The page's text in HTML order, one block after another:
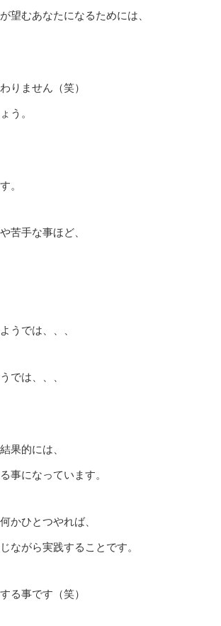
望むあなたになるためには、
りません（笑）
う。
。
苦手な事ほど、
うでは、、、
では、、、
果的には、
事になっています。
かひとつやれば、
ながら実践することです。
る事です（笑）